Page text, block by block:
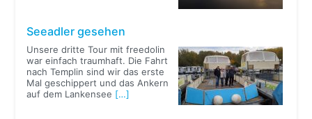
Seeadler gesehen
Unsere dritte Tour mit freedolin
war einfach traumhaft. Die Fahrt
nach Templin sind wir das erste
Mal geschippert und das Ankern
auf dem Lankensee […]